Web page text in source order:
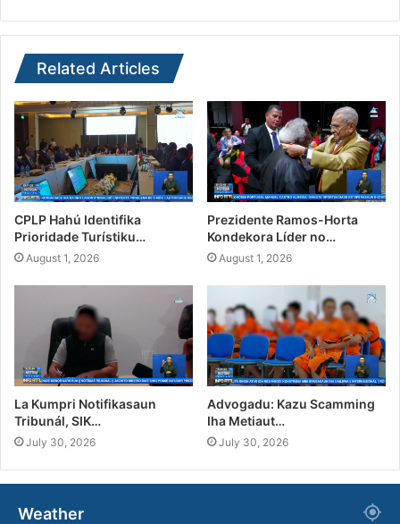
Related Articles
CPLP Hahú Identifika
Prioridade Turístiku…
August 1, 2026
Prezidente Ramos-Horta
Kondekora Líder no…
August 1, 2026
La Kumpri Notifikasaun
Tribunál, SIK…
July 30, 2026
Advogadu: Kazu Scamming
Iha Metiaut…
July 30, 2026
Weather